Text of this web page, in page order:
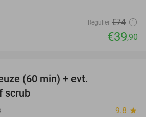
Regulier €74
€39,90
(60 min) + evt.
scrub
9.8 star